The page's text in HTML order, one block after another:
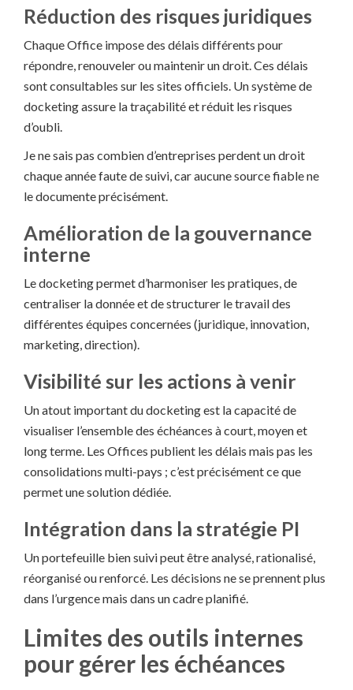
Réduction des risques juridiques
Chaque Office impose des délais différents pour
répondre, renouveler ou maintenir un droit. Ces délais
sont consultables sur les sites officiels. Un système de
docketing assure la traçabilité et réduit les risques
d’oubli.
Je ne sais pas combien d’entreprises perdent un droit
chaque année faute de suivi, car aucune source fiable ne
le documente précisément.
Amélioration de la gouvernance
interne
Le docketing permet d’harmoniser les pratiques, de
centraliser la donnée et de structurer le travail des
différentes équipes concernées (juridique, innovation,
marketing, direction).
Visibilité sur les actions à venir
Un atout important du docketing est la capacité de
visualiser l’ensemble des échéances à court, moyen et
long terme. Les Offices publient les délais mais pas les
consolidations multi-pays ; c’est précisément ce que
permet une solution dédiée.
Intégration dans la stratégie PI
Un portefeuille bien suivi peut être analysé, rationalisé,
réorganisé ou renforcé. Les décisions ne se prennent plus
dans l’urgence mais dans un cadre planifié.
Limites des outils internes
pour gérer les échéances